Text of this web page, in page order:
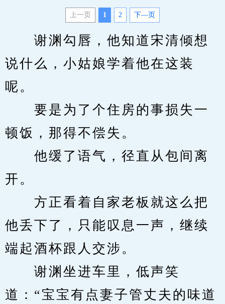
上一页 1 2 下—页
谢渊勾唇，他知道宋清倾想
说什么，小姑娘学着他在这装
呢。
要是为了个住房的事损失一
顿饭，那得不偿失。
他缓了语气，径直从包间离
开。
方正看着自家老板就这么把
他丢下了，只能叹息一声，继续
端起酒杯跟人交涉。
谢渊坐进车里，低声笑
道：“宝宝有点妻子管丈夫的味道